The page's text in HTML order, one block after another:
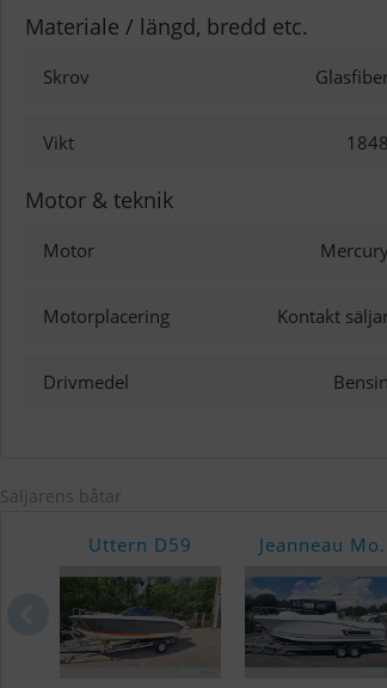
Materiale / längd, bredd etc.
Skrov
Vikt 1848
Motor & teknik
Motor Mercury
Motorplacering Kontakt
Drivmedel Bensin
Säljarens båtar
Uttern D59 Jeanneau